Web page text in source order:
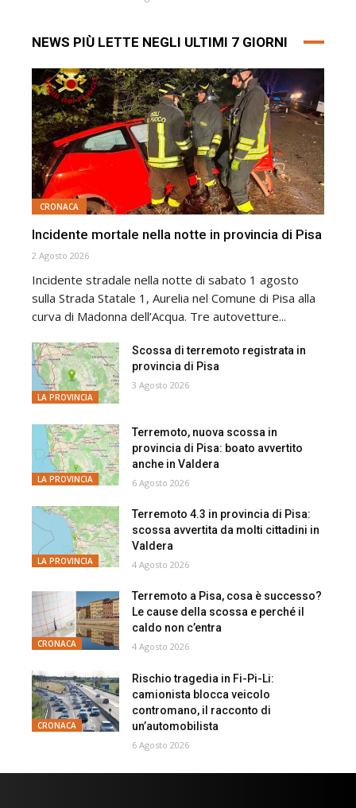
NEWS PIÙ LETTE NEGLI ULTIMI 7 GIORNI
CRONACA
Incidente mortale nella notte in provincia di Pisa
2 Agosto 2026
Incidente stradale nella notte di sabato 1 agosto
sulla Strada Statale 1, Aurelia nel Comune di Pisa alla
curva di Madonna dell’Acqua. Tre autovetture...
LA PROVINCIA
Scossa di terremoto registrata in
provincia di Pisa
3 Agosto 2026
LA PROVINCIA
Terremoto, nuova scossa in
provincia di Pisa: boato avvertito
anche in Valdera
6 Agosto 2026
LA PROVINCIA
Terremoto 4.3 in provincia di Pisa:
scossa avvertita da molti cittadini in
Valdera
4 Agosto 2026
CRONACA
Terremoto a Pisa, cosa è successo?
Le cause della scossa e perché il
caldo non c’entra
4 Agosto 2026
CRONACA
Rischio tragedia in Fi-Pi-Li:
camionista blocca veicolo
contromano, il racconto di
un’automobilista
6 Agosto 2026